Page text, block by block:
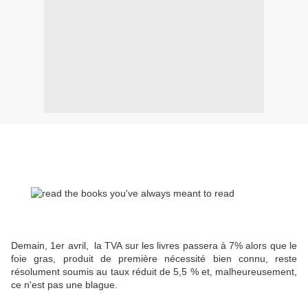
Demain, 1er avril, la TVA sur les livres passera à 7% alors que le
foie gras, produit de première nécessité bien connu, reste
résolument soumis au taux réduit de 5,5 % et, malheureusement,
ce n'est pas une blague.